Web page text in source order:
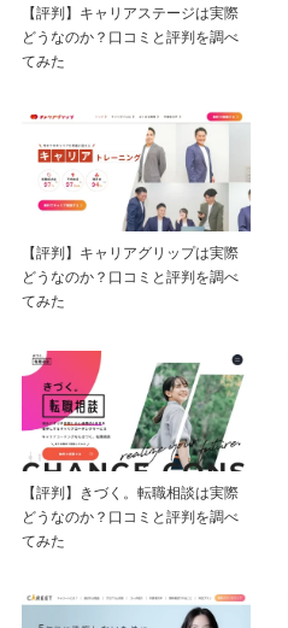
【評判】キャリアステージは実際
どうなのか？口コミと評判を調べ
てみた
【評判】キャリアグリップは実際
どうなのか？口コミと評判を調べ
てみた
【評判】きづく。転職相談は実際
どうなのか？口コミと評判を調べ
てみた